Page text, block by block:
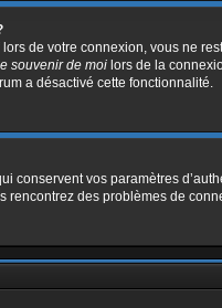
lors de votre connexion, vous ne
souvenir de moi lors de la
a désactivé cette fonctionnalité.
conservent vos paramètres
rencontrez des problèmes de